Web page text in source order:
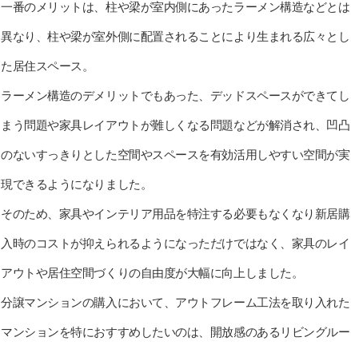
一番のメリットは、柱や梁が室内側にあったラーメン構造などとは
異なり、柱や梁が室外側に配置されることにより生まれる広々とし
た居住スペース。
ラーメン構造のデメリットでもあった、デッドスペースができてし
まう問題や家具レイアウトが難しくなる問題などが解消され、凹凸
のないすっきりとした空間やスペースを有効活用しやすい空間が実
現できるようになりました。
そのため、家具やインテリア用品を特注する必要もなくなり新居購
入時のコストが抑えられるようになっただけではなく、家具のレイ
アウトや居住空間づくりの自由度が大幅に向上しました。
分譲マンションの購入において、アウトフレーム工法を取り入れた
マンションを特におすすめしたいのは、開放感のあるリビングルー